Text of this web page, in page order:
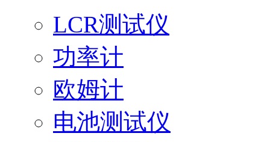
LCR测试仪
功率计
欧姆计
电池测试仪